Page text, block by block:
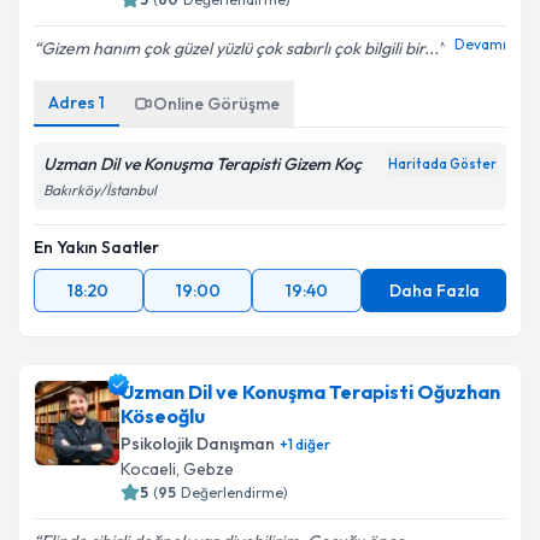
Metni'ni okudum ve kişisel verilerimin belirtilen
kapsamda işlenmesini kabul ediyorum.
Gizem hanım çok güzel yüzlü çok sabırlı çok bilgili bir... Devamı
Adres 1 Online Görüşme
Uzman Dil ve Konuşma Terapisti Gizem Koç Haritada Göster
Bakırköy/İstanbul
En Yakın Saatler
18:20
19:00 19:40 Daha Fazla
Uzman Dil ve Konuşma Terapisti Oğuzhan
Köseoğlu
Psikolojik Danışman +1diğer
Kocaeli, Gebze
5 (95 Değerlendirme)